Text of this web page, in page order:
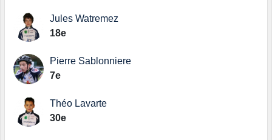
Jules Watremez
18e
Pierre Sablonniere
7e
Théo Lavarte
30e